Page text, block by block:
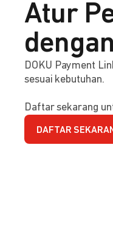
Atur
DOKU Payment
sesuai kebutuhan.
Daftar sekarang
DAFTAR